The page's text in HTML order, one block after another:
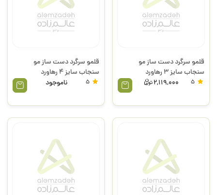
قلمو سرگرد دست ساز مو
سنجاب سایز 3 رهاورد
2,119,000
قلمو سرگرد دست ساز مو
سنجاب سایز 4 رهاورد
ناموجود